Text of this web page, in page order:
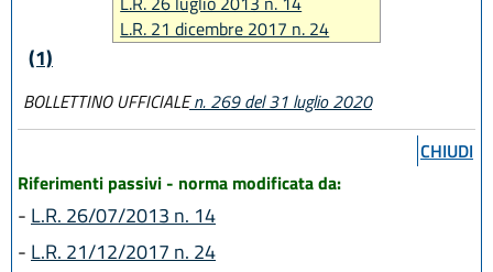
L.R. 21 dicembre 2017 n. 24
(1)
BOLLETTINO UFFICIALEn. 269 del 31 luglio 2020
CHIUDI
Riferimenti passivi - norma modificata da:
- L.R. 26/07/2013 n. 14
- L.R. 21/12/2017 n. 24